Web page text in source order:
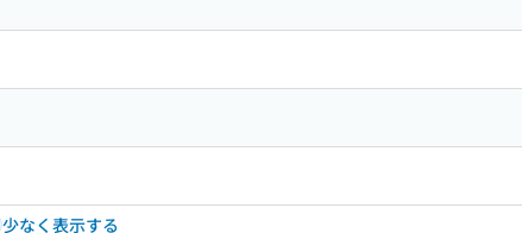
少なく表示する